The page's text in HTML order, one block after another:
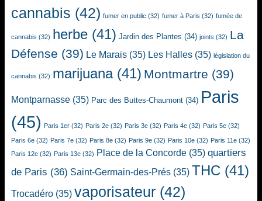
cannabis (42) fumer en public (32) fumer à Paris (32) fumée de
cannabis (32) herbe (41) Jardin des Plantes (34) joints (32) La
Défense (39) Le Marais (35) Les Halles (35) législation du
cannabis (32) marijuana(41) Montmartre (39)
Montparnasse (35) Parc des Buttes-Chaumont (34) Paris
(45) Paris 1er (32) Paris 2e (32) Paris 3e (32) Paris 4e (32) Paris 5e (32)
Paris 6e (32) Paris 7e (32) Paris 8e (32) Paris 9e (32) Paris 10e (32) Paris 11e (32)
Paris 12e (32) Paris 13e (32) Place de la Concorde (35) quartiers
de Paris (36) Saint-Germain-des-Prés (35) THC (41)
Trocadéro (35) vaporisateur (42)